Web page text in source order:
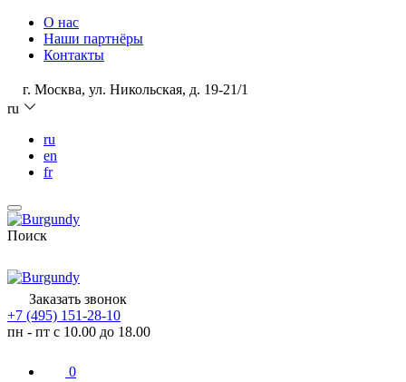
О нас
Наши партнёры
Контакты
г. Москва, ул. Никольская, д. 19-21/1
ru
ru
en
fr
Поиск
Заказать звонок
+7 (495) 151-28-10
пн - пт с 10.00 до 18.00
0